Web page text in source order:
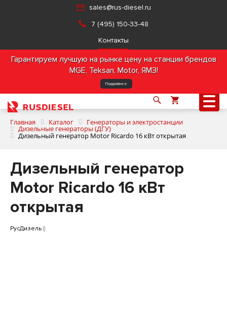
sales@rus-diesel.ru
7 (495) 150-33-48
Контакты
Гарантируем лучшую на рынке цену на станции брендов
MGE, Teksan, Motor, ЯМЗ!
Подробнее
Продукция
Услуги
Главная Каталог Генераторы и электростанции
Дизельные генераторы (ДГУ)
Дизельный генератор Motor Ricardo 16 кВт открытая
Дизельный генератор
Motor Ricardo 16 кВт
открытая
РусДизель ()